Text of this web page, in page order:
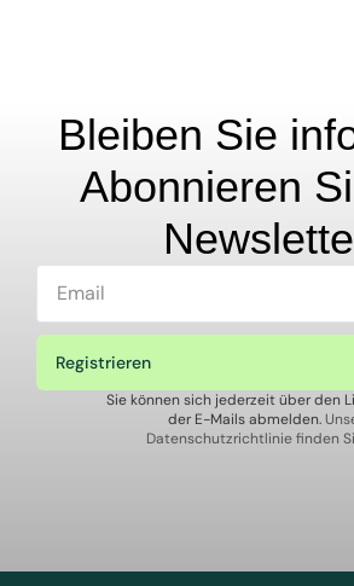
Bleiben Sie
Abonnieren
Registrieren
Sie können sich jederzeit über den
der E-Mails abmelden.
Datenschutzrichtlinie finden